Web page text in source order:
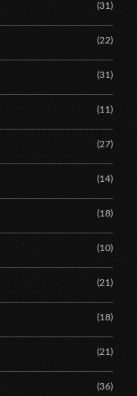
(31)
(22)
(31)
(11)
(27)
(14)
(18)
(10)
(21)
(18)
(21)
(36)